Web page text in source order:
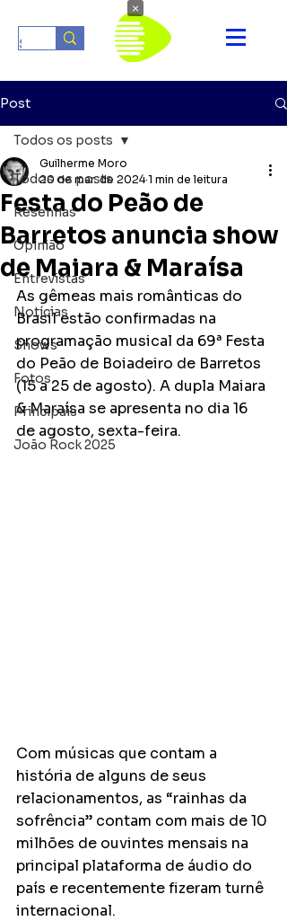
Post
Todos os posts
Resenhas
Opinião
Entrevistas
Notícias
Shows
Fotos
Principais
João Rock 2025
Todos os posts
Festa do Peão de
Barretos anuncia show
de Maiara & Maraísa
Guilherme Moro
20 de mar. de 2024 1 min de leitura
As gêmeas mais românticas do
Brasil estão confirmadas na
programação musical da 69ª Festa
do Peão de Boiadeiro de Barretos
(15 a 25 de agosto). A dupla Maiara
& Maraísa se apresenta no dia 16
de agosto, sexta-feira.
Com músicas que contam a
história de alguns de seus
relacionamentos, as “rainhas da
sofrência” contam com mais de 10
milhões de ouvintes mensais na
principal plataforma de áudio do
país e recentemente fizeram turnê
internacional.
×